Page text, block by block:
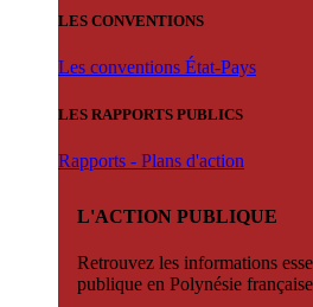
LES CONVENTIONS
Les conventions État-Pays
LES RAPPORTS PUBLICS
Rapports - Plans d'action
L'ACTION PUBLIQUE
Retrouvez les informations
publique en Polynésie